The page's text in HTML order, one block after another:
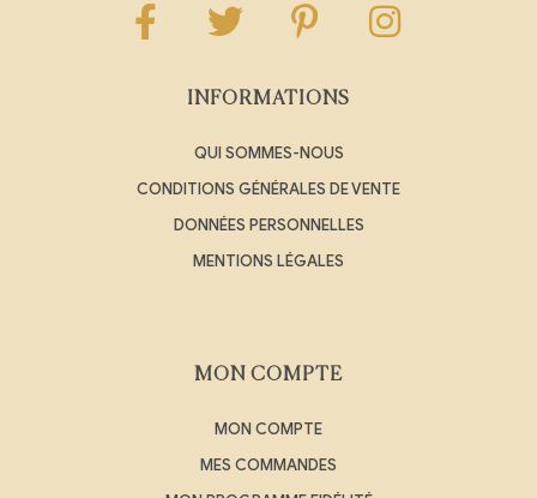
INFORMATIONS
QUI SOMMES-NOUS
CONDITIONS GÉNÉRALES DE VENTE
DONNÉES PERSONNELLES
MENTIONS LÉGALES
MON COMPTE
MON COMPTE
MES COMMANDES